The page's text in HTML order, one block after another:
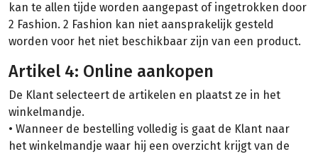
kan te allen tijde worden aangepast of ingetrokken door
2 Fashion. 2 Fashion kan niet aansprakelijk gesteld
worden voor het niet beschikbaar zijn van een product.
Artikel 4: Online aankopen
De Klant selecteert de artikelen en plaatst ze in het
winkelmandje.
• Wanneer de bestelling volledig is gaat de Klant naar
het winkelmandje waar hij een overzicht krijgt van de